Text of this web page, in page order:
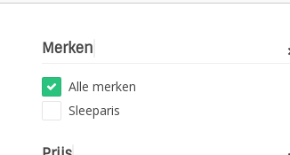
Merken
Alle merken
Sleeparis